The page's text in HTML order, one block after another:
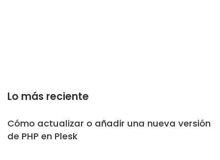
Lo más reciente
Cómo actualizar o añadir una nueva versión
de PHP en Plesk